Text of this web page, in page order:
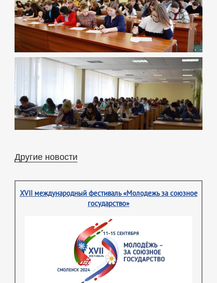
Другие новости
XVII международный фестиваль «Молодежь за союзное
государство»